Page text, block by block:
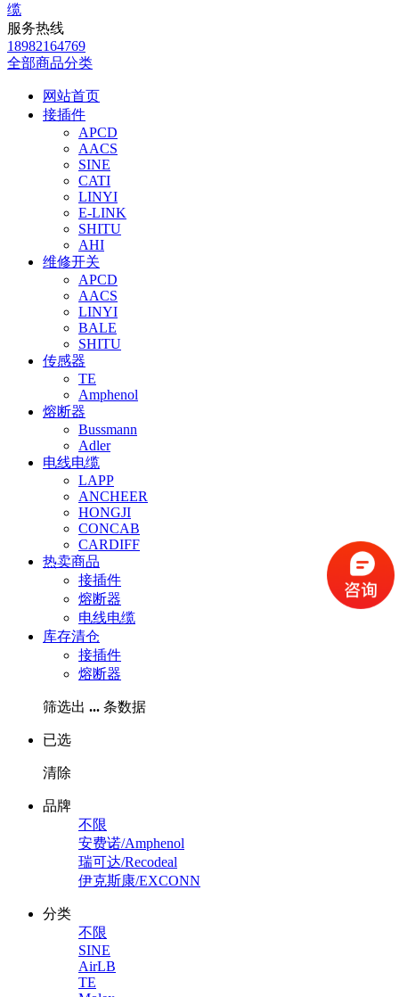
缆
服务热线
18982164769
全部商品分类
网站首页
接插件
APCD
AACS
SINE
CATI
LINYI
E-LINK
SHITU
AHI
维修开关
APCD
AACS
LINYI
BALE
SHITU
传感器
TE
Amphenol
熔断器
Bussmann
Adler
电线电缆
LAPP
ANCHEER
HONGJI
CONCAB
CARDIFF
热卖商品
接插件
熔断器
电线电缆
库存清仓
接插件
熔断器
筛选出 ... 条数据
已选
清除
品牌
不限
安费诺/Amphenol
瑞可达/Recodeal
伊克斯康/EXCONN
分类
不限
SINE
AirLB
TE